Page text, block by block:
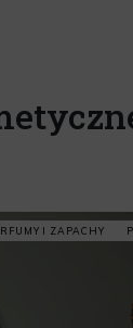
I ZAPACHY